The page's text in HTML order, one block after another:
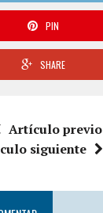
PIN
SHARE
Artículo previo
siguiente